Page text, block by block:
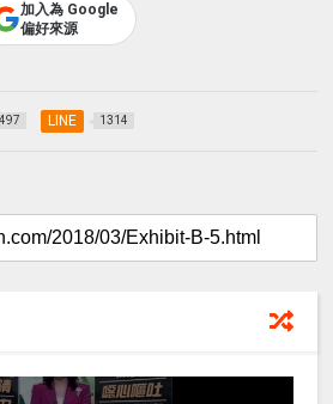
加入為 Google
偏好來源
497 LINE 1314